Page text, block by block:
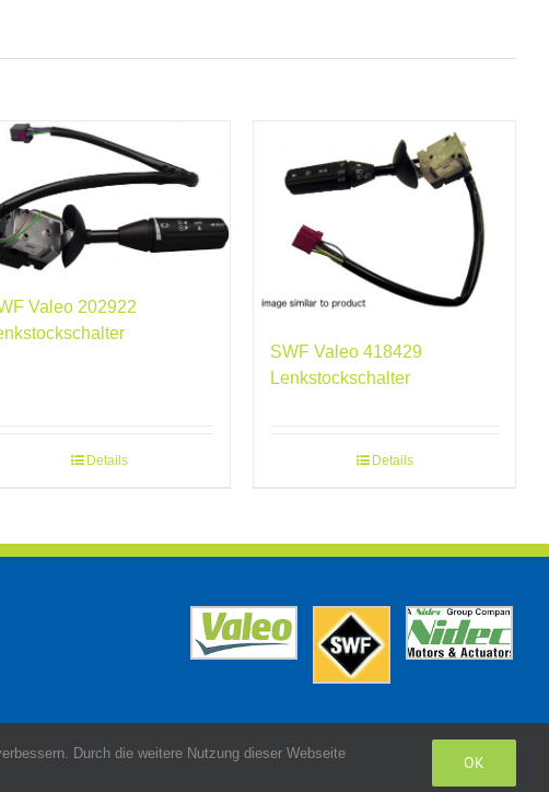
Valeo 202922
Details
SWF Valeo 418429
Lenkstockschalter
Details
Durch die weitere Nutzung dieser Webseite
OK